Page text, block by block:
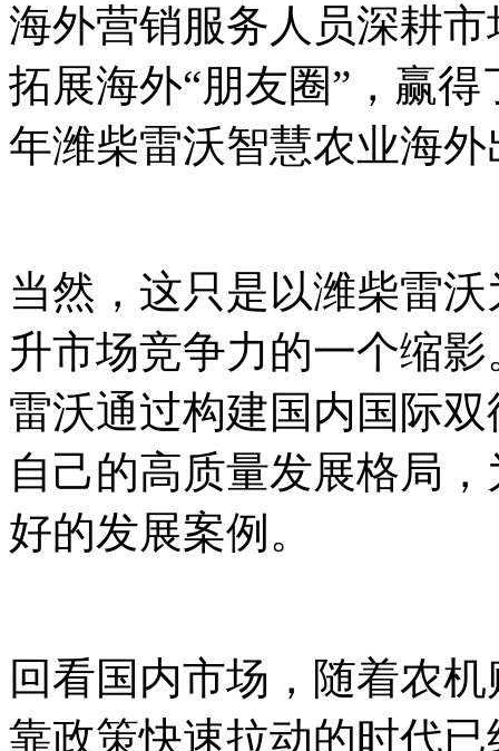
海外营销服务人员深耕
拓展海外“朋友圈”，赢
年潍柴雷沃智慧农业海
当然，这只是以潍柴雷
升市场竞争力的一个缩
雷沃通过构建国内国际
自己的高质量发展格局
好的发展案例。
回看国内市场，随着农
靠政策快速拉动的时代